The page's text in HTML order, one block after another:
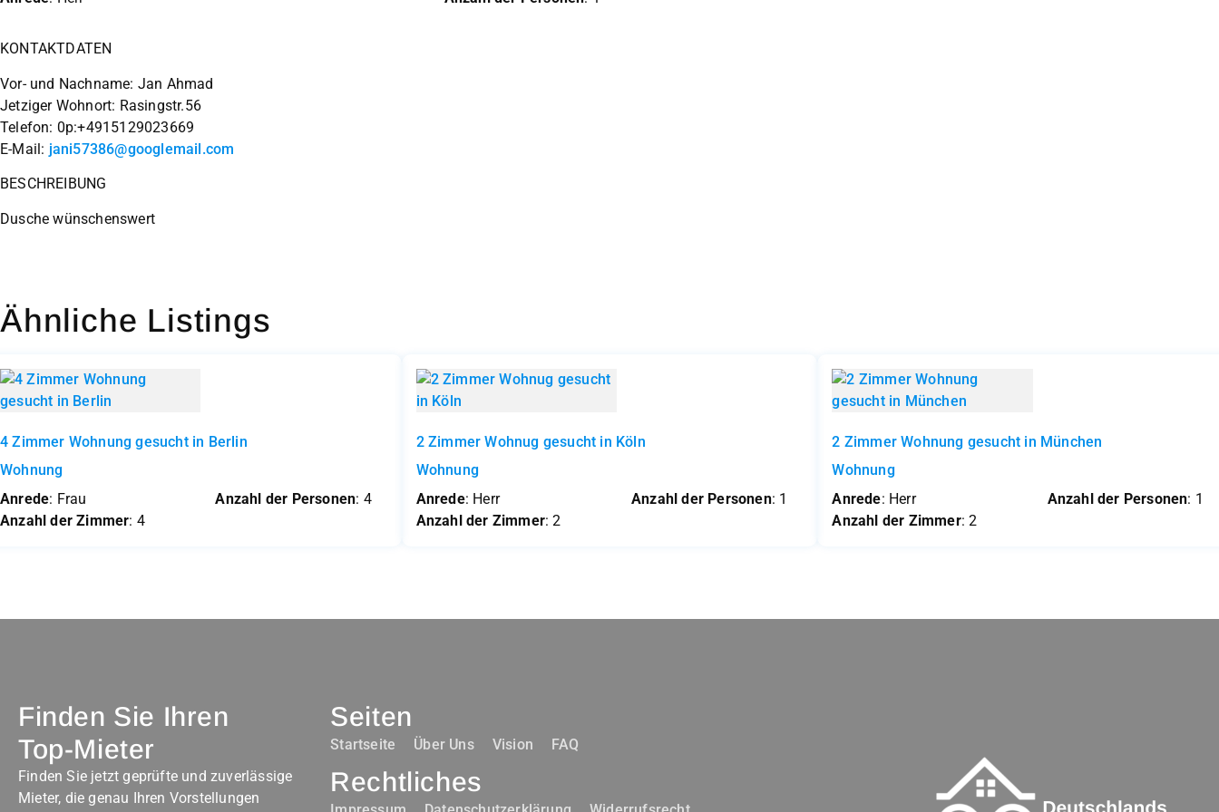
KONTAKTDATEN
Vor- und Nachname: Jan Ahmad
Jetziger Wohnort: Rasingstr.56
Telefon: 0p:+4915129023669
E-Mail: jani57386@googlemail.com
BESCHREIBUNG
Dusche wünschenswert
Ähnliche Listings
4 Zimmer Wohnung gesucht in Berlin
Wohnung
Anrede: Frau Anzahl der Personen: 4
Anzahl der Zimmer: 4
2 Zimmer Wohnug gesucht in Köln
Wohnung
Anrede: Herr Anzahl der Personen: 1
Anzahl der Zimmer: 2
2 Zimmer Wohnung gesucht in München
Wohnung
Anrede: Herr Anzahl der Personen: 1
Anzahl der Zimmer: 2
Finden Sie Ihren
Top-Mieter
Finden Sie jetzt geprüfte und zuverlässige
Mieter, die genau Ihren Vorstellungen
Seiten
Startseite Über Uns Vision FAQ
Rechtliches